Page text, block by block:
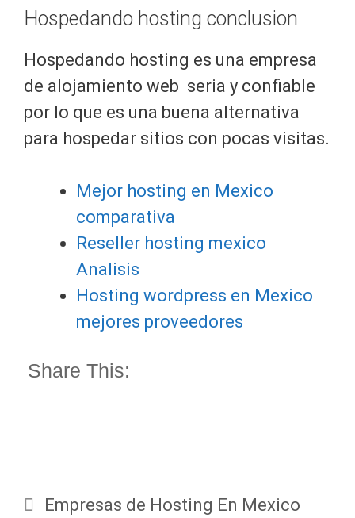
Hospedando hosting conclusion
Hospedando hosting es una empresa
de alojamiento web seria y confiable
por lo que es una buena alternativa
para hospedar sitios con pocas visitas.
Mejor hosting en Mexico
comparativa
Reseller hosting mexico
Analisis
Hosting wordpress en Mexico
mejores proveedores
Share This:
Categorías
Empresas de Hosting En Mexico